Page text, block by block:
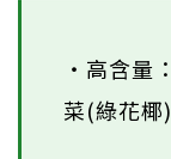
・高含量
菜(綠花椰